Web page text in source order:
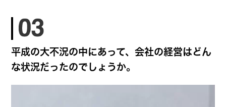
平成の大不況の中にあって、会社の経営はどん
な状況だったのでしょうか。